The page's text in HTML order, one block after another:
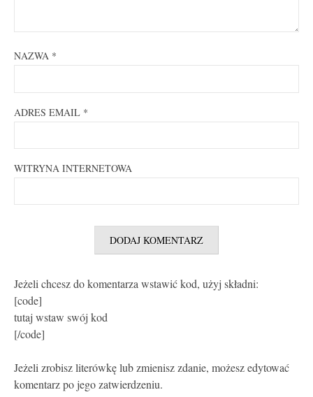
NAZWA *
ADRES EMAIL *
WITRYNA INTERNETOWA
Jeżeli chcesz do komentarza wstawić kod, użyj składni:
[code]
tutaj wstaw swój kod
[/code]
Jeżeli zrobisz literówkę lub zmienisz zdanie, możesz edytować
komentarz po jego zatwierdzeniu.